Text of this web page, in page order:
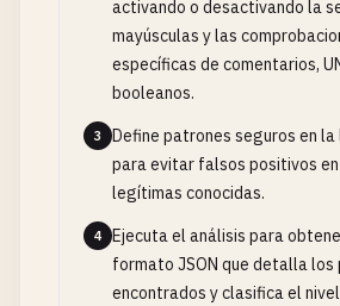
activando o desactivando la
mayúsculas y las
específicas de comentarios,
booleanos.
3
Define patrones seguros en
para evitar falsos positivos
legítimas conocidas.
4
Ejecuta el análisis para
formato JSON que detalla los
encontrados y clasifica el